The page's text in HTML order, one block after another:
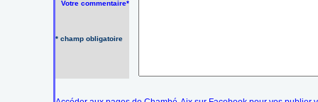
Votre commentaire*
* champ obligatoire